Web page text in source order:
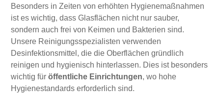
Besonders in Zeiten von erhöhten Hygienemaßnahmen
ist es wichtig, dass Glasflächen nicht nur sauber,
sondern auch frei von Keimen und Bakterien sind.
Unsere Reinigungsspezialisten verwenden
Desinfektionsmittel, die die Oberflächen gründlich
reinigen und hygienisch hinterlassen. Dies ist besonders
wichtig füröffentliche Einrichtungen, wo hohe
Hygienestandards erforderlich sind.